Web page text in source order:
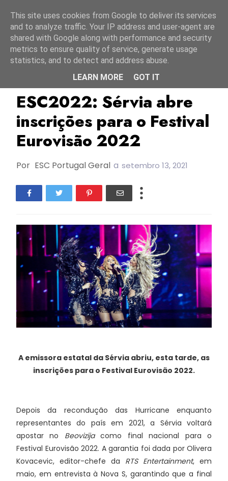
RTS Sérvia
ESC2022: Sérvia abre
inscrições para o Festival
Eurovisão 2022
Por ESC Portugal Geral a setembro 13, 2021
A emissora estatal da Sérvia abriu, esta tarde, as
inscrições para o Festival Eurovisão 2022.
Depois da recondução das Hurricane enquanto
representantes do país em 2021, a Sérvia voltará
apostar no Beovizijacomo final nacional para o
Festival Eurovisão 2022. A garantia foi dada por Olivera
Kovacevic, editor-chefe da RTS Entertainment, em
maio, em entrevista à Nova S, garantindo que a final
This site uses cookies from Google to deliver its services
and to analyze traffic. Your IP address and user-agent are
shared with Google along with performance and security
metrics to ensure quality of service, generate usage
statistics, and to detect and address abuse.
LEARN MORE
GOT IT